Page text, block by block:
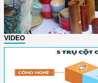
VIDEO